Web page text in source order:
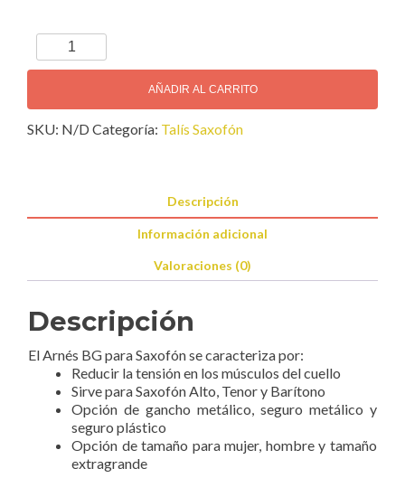
Arnés
Saxofón
cantidad
AÑADIR AL CARRITO
SKU: N/D Categoría: Talís Saxofón
Descripción
Información adicional
Valoraciones (0)
Descripción
El Arnés BG para Saxofón se caracteriza por:
Reducir la tensión en los músculos del cuello
Sirve para Saxofón Alto, Tenor y Barítono
Opción de gancho metálico, seguro metálico y
seguro plástico
Opción de tamaño para mujer, hombre y tamaño
extragrande